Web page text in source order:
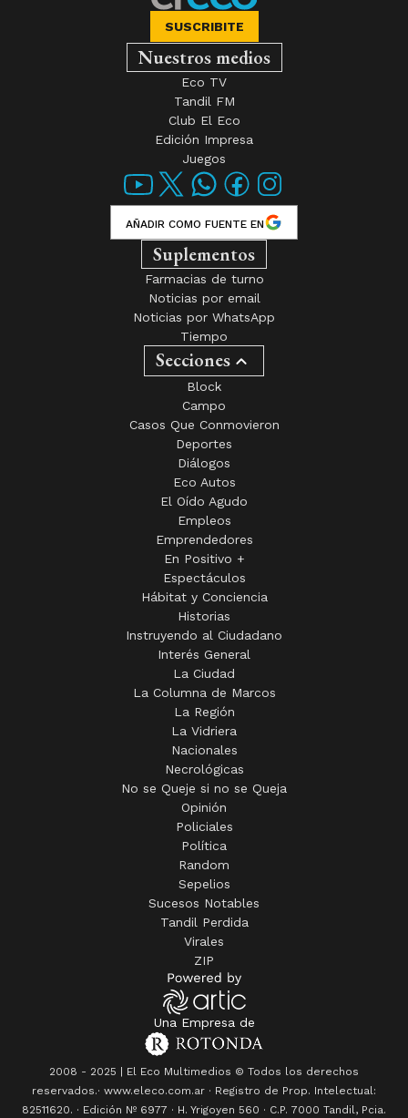
SUSCRIBITE
Nuestros medios
Eco TV
Tandil FM
Club El Eco
Edición Impresa
Juegos
AÑADIR COMO FUENTE EN
Suplementos
Farmacias de turno
Noticias por email
Noticias por WhatsApp
Tiempo
Secciones
Block
Campo
Casos Que Conmovieron
Deportes
Diálogos
Eco Autos
El Oído Agudo
Empleos
Emprendedores
En Positivo +
Espectáculos
Hábitat y Conciencia
Historias
Instruyendo al Ciudadano
Interés General
La Ciudad
La Columna de Marcos
La Región
La Vidriera
Nacionales
Necrológicas
No se Queje si no se Queja
Opinión
Policiales
Política
Random
Sepelios
Sucesos Notables
Tandil Perdida
Virales
ZIP
Una Empresa de
2008 - 2025 | El Eco Multimedios © Todos los derechos
reservados.· www.eleco.com.ar · Registro de Prop. Intelectual:
82511620. · Edición Nº 6977 · H. Yrigoyen 560 · C.P. 7000 Tandil, Pcia.